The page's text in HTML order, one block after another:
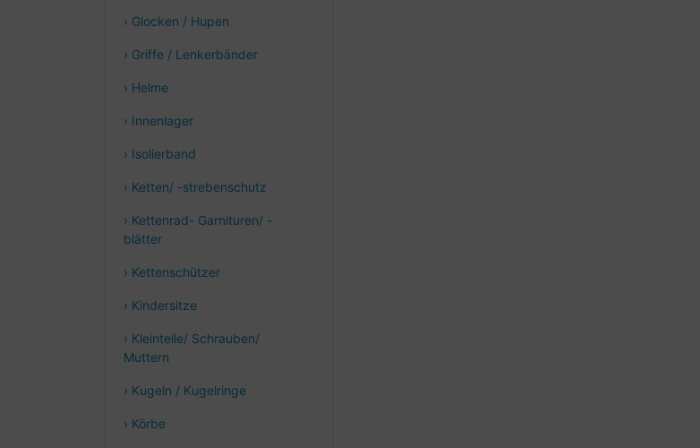
› Glocken / Hupen
› Griffe / Lenkerbänder
› Helme
› Innenlager
› Isolierband
› Ketten/ -strebenschutz
› Kettenrad- Garnituren/ -
blätter
› Kettenschützer
› Kindersitze
› Kleinteile/ Schrauben/
Muttern
› Kugeln / Kugelringe
› Körbe